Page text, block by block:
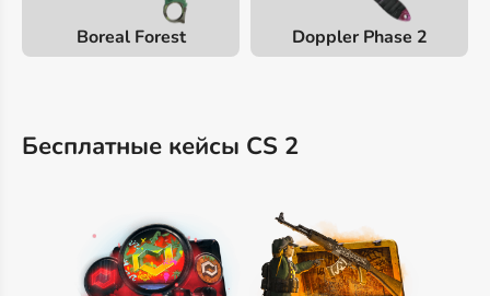
Boreal Forest Doppler Phase 2
Бесплатные кейсы CS 2